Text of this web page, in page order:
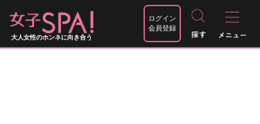
大人女性のホンネに向き合う
ログイン
会員登録